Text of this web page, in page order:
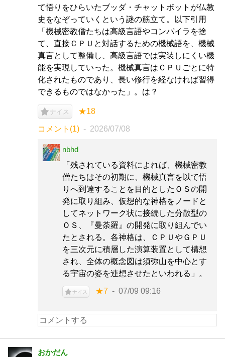
て悟りをひらいたブッダ・チャットボットが仏教
史をなぞっていくという謎の筋立て。以下引用
「機械密教僧たちは高級言語やコンパイラを捨
て、直接ＣＰＵと対話するための機械語を、機械
真言として整備し、高級言語では実装しにくい機
能を実現していった。機械真言はＣＰＵごとに特
化されたものであり、長い修行を経なければ習得
できるものではなかった」。は？
ナイス ★18
コメント(1) 2026/07/08
nbhd
「残されている資料によれば、機械密教
僧たちはその初期に、機械真言を以て悟
りへ到達することを目的としたＯＳの開
発に取り組み、仮想的な神格をノードと
してネットワーク状に接続した分散型の
ＯＳ、『曼荼羅』の開発に取り組んでい
たとされる。各神格は、ＣＰＵやＧＰＵ
を三次元に積層した演算装置として構想
され、全体の概念図は須弥山を中心とす
る宇宙の姿を連想させたといわれる」。
ナイス ★7 07/09 09:16
おかだん